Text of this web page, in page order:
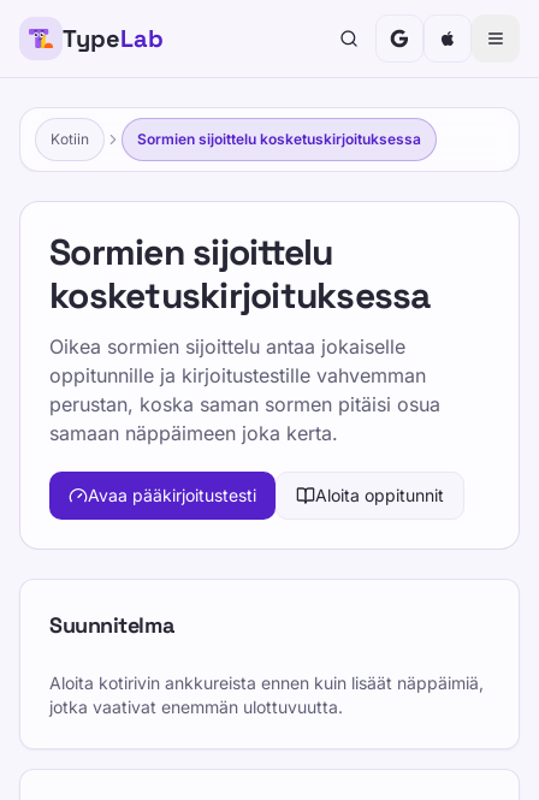
TypeLab
Kotiin Sormien sijoittelu kosketuskirjoituksessa
Sormien sijoittelu
kosketuskirjoituksessa
Oikea sormien sijoittelu antaa jokaiselle
oppitunnille ja kirjoitustestille vahvemman
perustan, koska saman sormen pitäisi osua
samaan näppäimeen joka kerta.
Avaa pääkirjoitustesti Aloita oppitunnit
Suunnitelma
Aloita kotirivin ankkureista ennen kuin lisäät näppäimiä,
jotka vaativat enemmän ulottuvuutta.